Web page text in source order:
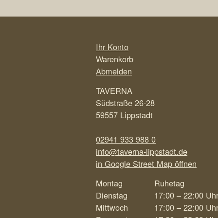
Ihr Konto
Warenkorb
Abmelden
TAVERNA
Südstraße 26-28
59557 Lippstadt
02941 933 988 0
info@taverna-lippstadt.de
in Google Street Map öffnen
Montag
Ruhetag
Dienstag
17:00 – 22:00 Uhr
Mittwoch
17:00 – 22:00 Uhr